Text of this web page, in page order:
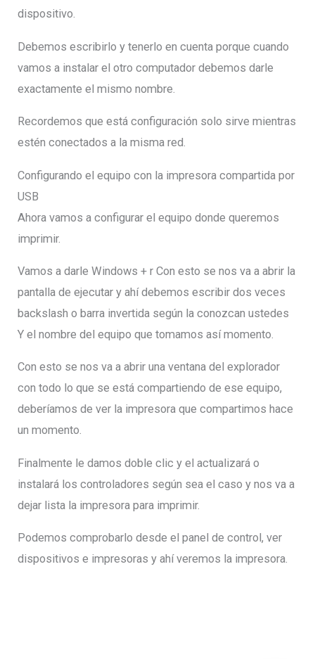
dispositivo.
Debemos escribirlo y tenerlo en cuenta porque cuando
vamos a instalar el otro computador debemos darle
exactamente el mismo nombre.
Recordemos que está configuración solo sirve mientras
estén conectados a la misma red.
Configurando el equipo con la impresora compartida por
USB
Ahora vamos a configurar el equipo donde queremos
imprimir.
Vamos a darle Windows + r Con esto se nos va a abrir la
pantalla de ejecutar y ahí debemos escribir dos veces
backslash o barra invertida según la conozcan ustedes
Y el nombre del equipo que tomamos así momento.
Con esto se nos va a abrir una ventana del explorador
con todo lo que se está compartiendo de ese equipo,
deberíamos de ver la impresora que compartimos hace
un momento.
Finalmente le damos doble clic y el actualizará o
instalará los controladores según sea el caso y nos va a
dejar lista la impresora para imprimir.
Podemos comprobarlo desde el panel de control, ver
dispositivos e impresoras y ahí veremos la impresora.